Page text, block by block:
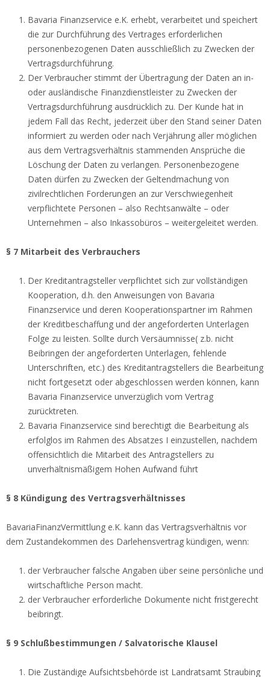
Bavaria Finanzservice e.K. erhebt, verarbeitet und speichert
die zur Durchführung des Vertrages erforderlichen
personenbezogenen Daten ausschließlich zu Zwecken der
Vertragsdurchführung.
Der Verbraucher stimmt der Übertragung der Daten an in-
oder ausländische Finanzdienstleister zu Zwecken der
Vertragsdurchführung ausdrücklich zu. Der Kunde hat in
jedem Fall das Recht, jederzeit über den Stand seiner Daten
informiert zu werden oder nach Verjährung aller möglichen
aus dem Vertragsverhältnis stammenden Ansprüche die
Löschung der Daten zu verlangen. Personenbezogene
Daten dürfen zu Zwecken der Geltendmachung von
zivilrechtlichen Forderungen an zur Verschwiegenheit
verpflichtete Personen – also Rechtsanwälte – oder
Unternehmen – also Inkassobüros – weitergeleitet werden.
§ 7 Mitarbeit des Verbrauchers
Der Kreditantragsteller verpflichtet sich zur vollständigen
Kooperation, d.h. den Anweisungen von Bavaria
Finanzservice und deren Kooperationspartner im Rahmen
der Kreditbeschaffung und der angeforderten Unterlagen
Folge zu leisten. Sollte durch Versäumnisse( z.b. nicht
Beibringen der angeforderten Unterlagen, fehlende
Unterschriften, etc.) des Kreditantragstellers die Bearbeitung
nicht fortgesetzt oder abgeschlossen werden können, kann
Bavaria Finanzservice unverzüglich vom Vertrag
zurücktreten.
Bavaria Finanzservice sind berechtigt die Bearbeitung als
erfolglos im Rahmen des Absatzes I einzustellen, nachdem
offensichtlich die Mitarbeit des Antragstellers zu
unverhältnismäßigem Hohen Aufwand führt
§ 8 Kündigung des Vertragsverhältnisses
BavariaFinanzVermittlung e.K. kann das Vertragsverhältnis vor
dem Zustandekommen des Darlehensvertrag kündigen, wenn:
der Verbraucher falsche Angaben über seine persönliche und
wirtschaftliche Person macht.
der Verbraucher erforderliche Dokumente nicht fristgerecht
beibringt.
§ 9 Schlußbestimmungen / Salvatorische Klausel
Die Zuständige Aufsichtsbehörde ist Landratsamt Straubing